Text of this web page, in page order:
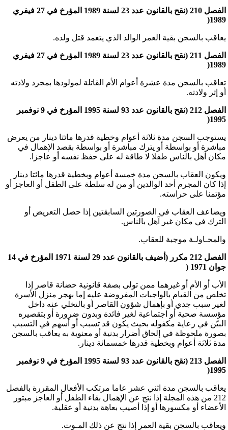
الفصل 210 (نقح بالقانون عدد 23 لسنة 1989 المؤرخ في 27 فيفري
1989(
يعاقب بالسجن بقية العمر الوالد الذي يتعمد قتل ولده.
الفصل 211 (نقح بالقانون عدد 23 لسنة 1989 المؤرخ في 27 فيفري
1989(
تعاقب بالسجن مدة عشرة أعوام الأم القاتلة لمولودها بمجرد ولادته
أو إثر ولادته.
الفصل 212 (نقح بالقانون عدد 93 لسنة 1995 المؤرخ في 9 نوفمبر
1995(
يستوجب السجن مدة ثلاثة أعوام وخطية قدرها مائتا دينار من يعرض
مباشرة أو بواسطة أو يترك مباشرة أو بواسطة بقصد الإهمال في
مكان آهل بالناس طفلا لا طاقة له على حفظ نفسه أو عاجزا.
ويكون العقاب بالسجن مدة خمسة أعوام وبخطية قدرها مائتا دينار
إذا كان المجرم أحد الوالدين أو من له سلطة على الطفل أو العاجز أو
مؤتمنا على حراسته.
ويضاعف العقاب في الصورتين السابقتين إذا حصل التعريض أو
الترك في مكان غير آهل بالناس.
والمحـاولـة موجبة للعقاب.
الفصل 212 مكرر (أضيف بالقانون عدد 29 لسنة 1971 المؤرخ في 14
جوان 1971 (
الأب أو الأم أو غيرهما ممن تولى بصفة قانونية حضانة قاصر إذا
تخلص من القيام بالواجبات المفروضة عليه إما بهجر منزل الأسرة
لغير سبب جدي أو بإهمال شؤون القاصر أو بالتخلي عنه داخل
مؤسسة صحية أو اجتماعية لغير فائدة وبدون ضرورة أو بتقصيره
البيّن في رعاية مكفوله بحيث يكون قد تسبب أو أسهم في التسبب
بصورة ملحوظة في إلحاق أضرار بدنية أو معنوية به يعاقب بالسجن
مدة ثلاثة أعوام وبخطية قدرها خمسمائة دينار.
الفصل 213 (نقح بالقانون عدد 93 لسنة 1995 المؤرخ في 9 نوفمبر
1995(
يعاقب بالسجن مدة اثني عشر عاما مرتكب الأفعال المقررة بالفصل
212 من هذه المجلة إذا نتج عن الإهمال بقاء الطفل أو العاجز مبتور
الأعضاء أو مكسورها أو إذا أصيب بعاهة بدنية أو عقلية.
ويعاقب بالسجن بقية العمر إذا نتج عن ذلك المـوت.